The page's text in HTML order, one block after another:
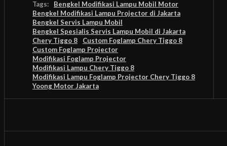
Tags:
Bengkel Modifikasi Lampu Mobil Motor
Bengkel Modifikasi Lampu Projector di Jakarta
Bengkel Servis Lampu Mobil
Bengkel Spesialis Servis Lampu Mobil di Jakarta
Chery Tiggo 8
Custom Foglamp Chery Tiggo 8
Custom Foglamp Projector
Modifikasi Foglamp Projector
Modifikasi Lampu Chery Tiggo 8
Modifikasi Lampu Foglamp Projector Chery Tiggo 8
Yoong Motor Jakarta